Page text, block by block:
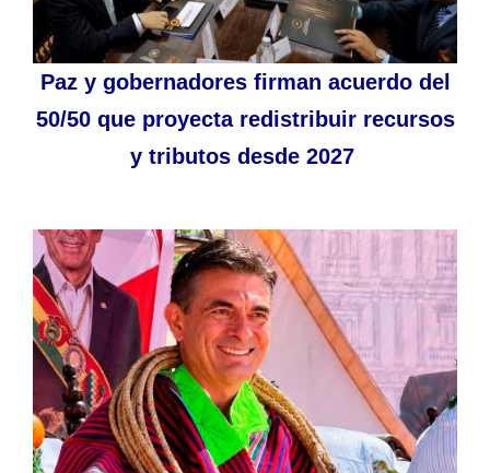
Paz y gobernadores firman acuerdo del
50/50 que proyecta redistribuir recursos
y tributos desde 2027